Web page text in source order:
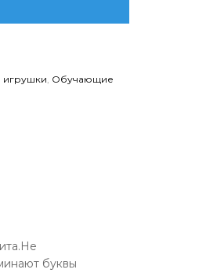
игрушки Обучающие
буквы